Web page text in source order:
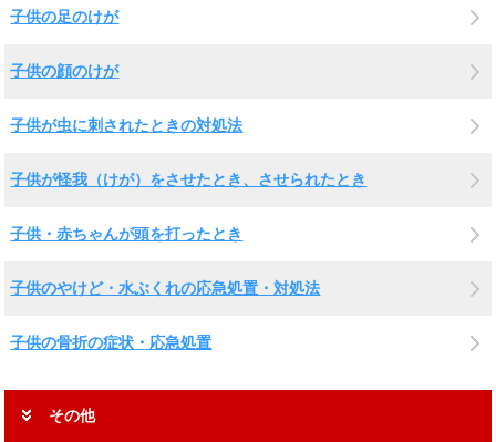
子供の足のけが
子供の顔のけが
子供が虫に刺されたときの対処法
子供が怪我（けが）をさせたとき、させられたとき
子供・赤ちゃんが頭を打ったとき
子供のやけど・水ぶくれの応急処置・対処法
子供の骨折の症状・応急処置
その他